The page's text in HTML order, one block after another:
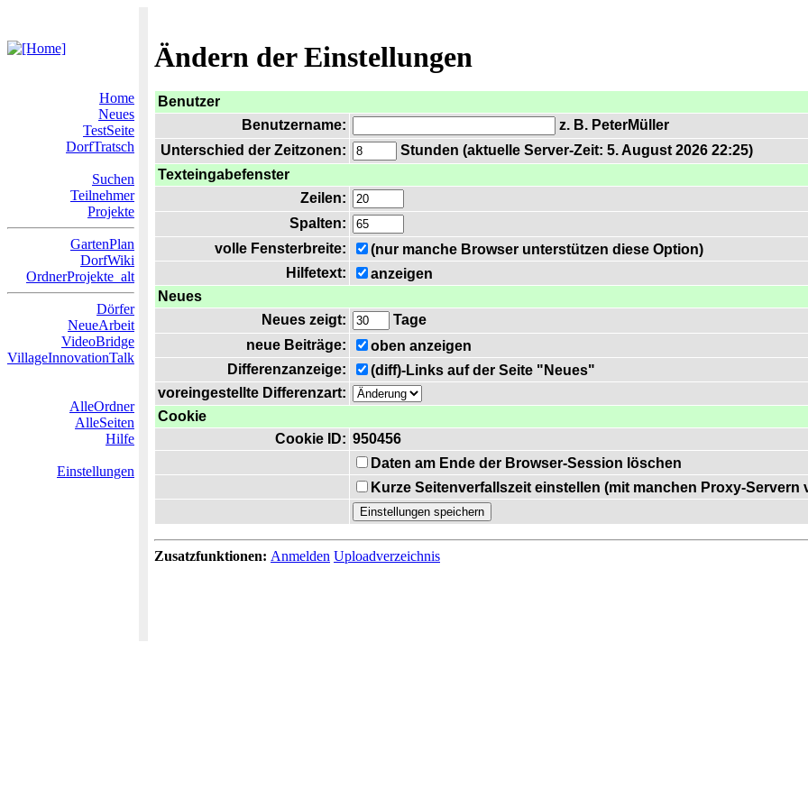
Ändern der Einstellungen
Home
Neues
TestSeite
DorfTratsch
Suchen
Teilnehmer
Projekte
GartenPlan
DorfWiki
OrdnerProjekte_alt
Dörfer
NeueArbeit
VideoBridge
VillageInnovationTalk
AlleOrdner
AlleSeiten
Hilfe
Einstellungen
Benutzer
Benutzername:
z. B. PeterMüller
Unterschied der Zeitzonen:
Stunden (aktuelle Server-Zeit: 5. August 2026 22:25)
Texteingabefenster
Zeilen:
Spalten:
volle Fensterbreite:
(nur manche Browser unterstützen diese Option)
Hilfetext:
anzeigen
Neues
Neues zeigt:
Tage
neue Beiträge:
oben anzeigen
Differenzanzeige:
(diff)-Links auf der Seite "Neues"
voreingestellte Differenzart:
Cookie
Cookie ID: 950456
Daten am Ende der Browser-Session löschen
Kurze Seitenverfallszeit einstellen (mit manchen Proxy-Servern
Zusatzfunktionen: Anmelden Uploadverzeichnis